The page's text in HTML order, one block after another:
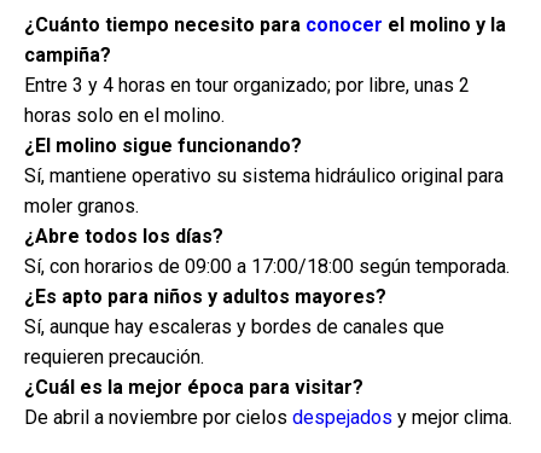
¿Cuánto tiempo necesito para conocer el molino y la
campiña?
Entre 3 y 4 horas en tour organizado; por libre, unas 2
horas solo en el molino.
¿El molino sigue funcionando?
Sí, mantiene operativo su sistema hidráulico original para
moler granos.
¿Abre todos los días?
Sí, con horarios de 09:00 a 17:00/18:00 según temporada.
¿Es apto para niños y adultos mayores?
Sí, aunque hay escaleras y bordes de canales que
requieren precaución.
¿Cuál es la mejor época para visitar?
De abril a noviembre por cielos despejados y mejor clima.